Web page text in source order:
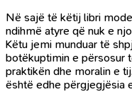
Në sajë të këtij libri
ndihmë atyre që nuk e
Këtu jemi munduar të
botëkuptimin e përsosur
praktikën dhe moralin e
është edhe përgjegjësia